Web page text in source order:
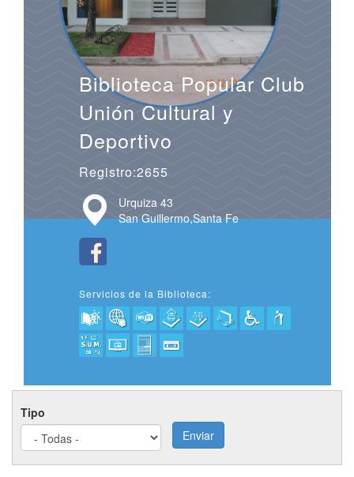
Biblioteca Popular Club
Unión Cultural y
Deportivo
Registro:2655
Urquiza 43
San Guillermo,Santa Fe
Servicios de la Biblioteca:
Tipo
Enviar